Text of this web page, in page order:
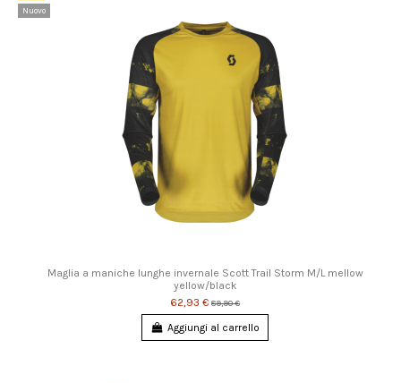
Nuovo
Maglia a maniche lunghe invernale Scott Trail Storm M/L mellow
yellow/black
62,93 € 89,90 €
Aggiungi al carrello